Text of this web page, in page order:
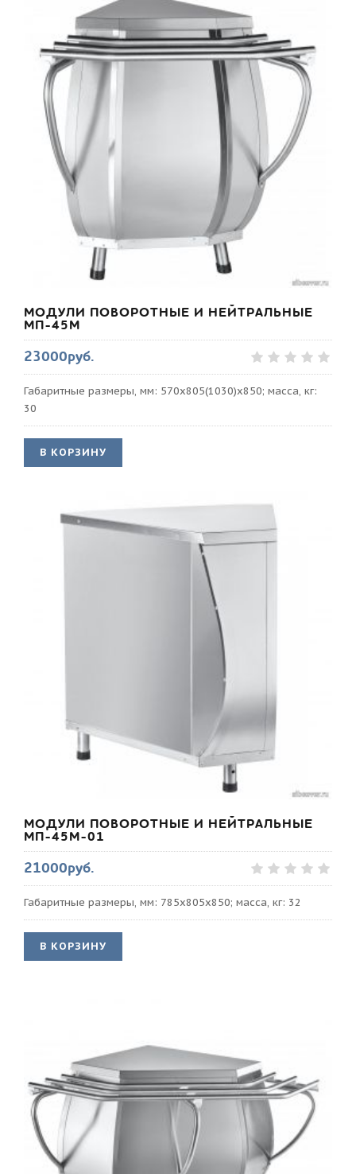
МОДУЛИ ПОВОРОТНЫЕ И НЕЙТРАЛЬНЫЕ
МП-45М
23000руб.
Габаритные размеры, мм: 570x805(1030)x850; масса, кг:
30
В КОРЗИНУ
МОДУЛИ ПОВОРОТНЫЕ И НЕЙТРАЛЬНЫЕ
МП-45М-01
21000руб.
Габаритные размеры, мм: 785x805x850; масса, кг: 32
В КОРЗИНУ